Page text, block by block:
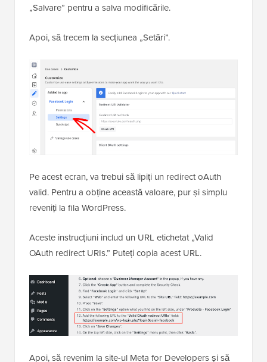
„Salvare” pentru a salva modificările.
Apoi, să trecem la secțiunea „Setări”.
Pe acest ecran, va trebui să lipiți un redirect oAuth
valid. Pentru a obține această valoare, pur și simplu
reveniți la fila WordPress.
Aceste instrucțiuni includ un URL etichetat „Valid
OAuth redirect URIs.” Puteți copia acest URL.
Apoi, să revenim la site-ul Meta for Developers și să